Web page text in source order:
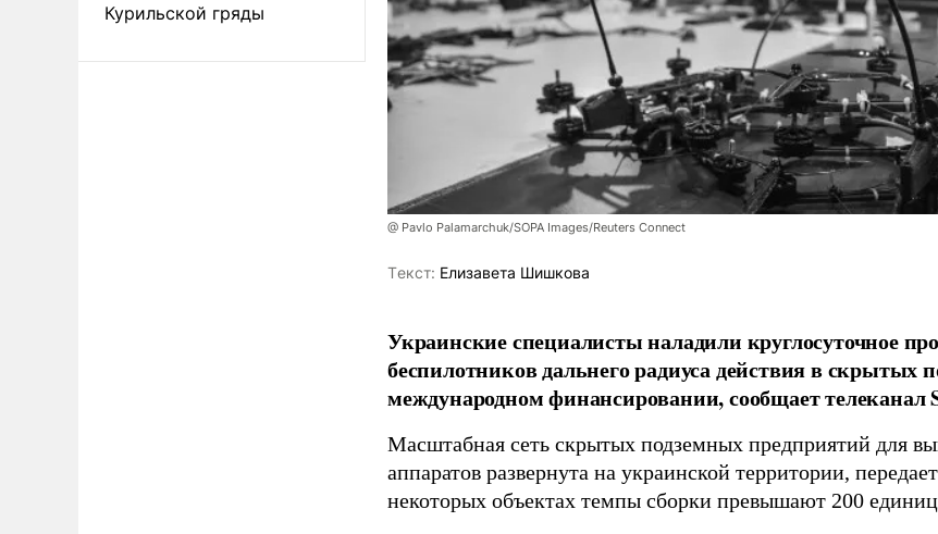
Курильской гряды
@ Pavlo Palamarchuk/SOPA Images/Reuters Connect
Tекст: Елизавета Шишкова
Украинские специалисты наладили круглосуточное
беспилотников дальнего радиуса действия в скрытых
международном финансировании, сообщает телеканал
Масштабная сеть скрытых подземных предприятий для
аппаратов развернута на украинской территории, передает
некоторых объектах темпы сборки превышают 200